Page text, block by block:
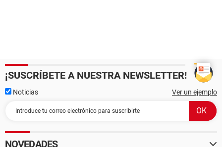
¡SUSCRÍBETE A NUESTRA NEWSLETTER!
Noticias Ver un ejemplo
NOVEDADES